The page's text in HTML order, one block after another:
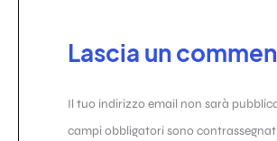
Lascia un
Il tuo indirizzo email non sarà
campi obbligatori sono